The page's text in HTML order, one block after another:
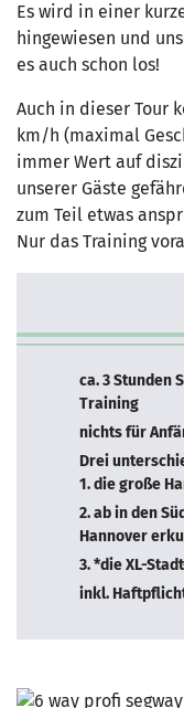
Es wird in einer
hingewiesen und
es auch schon los!
Auch in dieser Tour
km/h (maximal
immer Wert auf
unserer Gäste
zum Teil etwas
Nur das Training
ca. 3 Stunden
Training
nichts für
Drei
1. die große
2. ab in den
Hannover
3. *die XL-
inkl.